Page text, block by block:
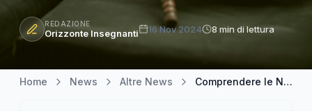
REDAZIONE
Orizzonte Insegnanti 16 Nov 2024 8 min di lettura
Home News Altre News Comprendere le Notizie Uniche: Il Loro Impatto sulla Formazione dell'Opinione Pubblica